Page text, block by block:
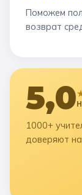
Поможем
возврат
5,0
1000+
доверяют